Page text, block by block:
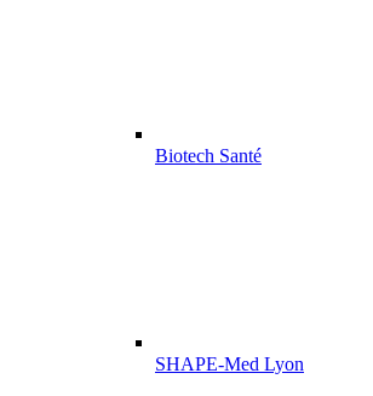
Biotech Santé
SHAPE-Med Lyon